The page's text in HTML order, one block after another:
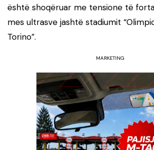
është shoqëruar me tensione të
mes ultrasve jashtë stadiumit
Torino”.
MARKETING